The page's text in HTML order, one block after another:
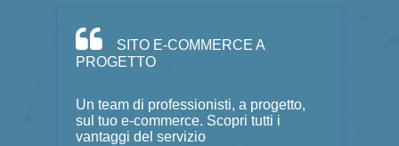
SITO E-COMMERCE A
PROGETTO
Un team di professionisti, a progetto,
sul tuo e-commerce. Scopri tutti i
vantaggi del servizio